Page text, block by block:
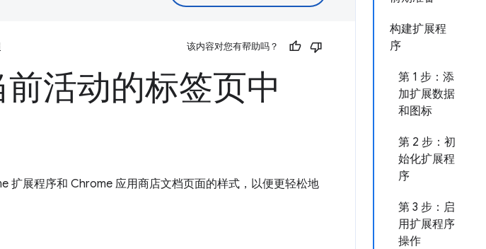
构建扩展程
序
第 1 步：添
加扩展数据
和图标
第 2 步：初
始化扩展程
序
第 3 步：启
用扩展程序
操作
该内容对您有帮助吗？
活动的标签页中
扩展程序和 Chrome 应用商店文档页面的样式，以便更轻松地